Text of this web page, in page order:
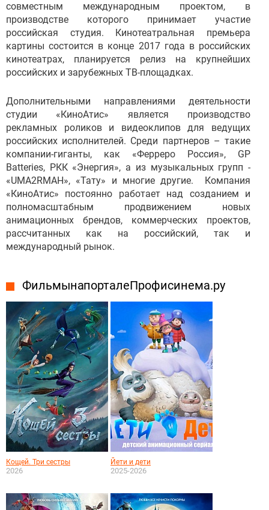
совместным международным проектом, в
производстве которого принимает участие
российская студия. Кинотеатральная премьера
картины состоится в конце 2017 года в российских
кинотеатрах, планируется релиз на крупнейших
российских и зарубежных ТВ-площадках.
Дополнительными направлениями деятельности
студии «КиноАтис» является производство
рекламных роликов и видеоклипов для ведущих
российских исполнителей. Среди партнеров – такие
компании-гиганты, как «Ферреро Россия», GP
Batteries, РКК «Энергия», а из музыкальных групп -
«UMA2RMAH», «Тату» и многие другие. Компания
«КиноАтис» постоянно работает над созданием и
полномасштабным продвижением новых
анимационных брендов, коммерческих проектов,
рассчитанных как на российский, так и
международный рынок.
Фильмы на портале Профисинема.ру
Кощей. Три сестры
2026
Йети и дети
2025-2026